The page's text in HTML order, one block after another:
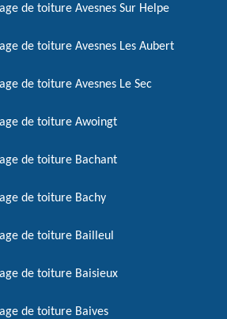
de toiture Avesnes Sur Helpe
de toiture Avesnes Les Aubert
de toiture Avesnes Le Sec
de toiture Awoingt
de toiture Bachant
de toiture Bachy
de toiture Bailleul
de toiture Baisieux
de toiture Baives